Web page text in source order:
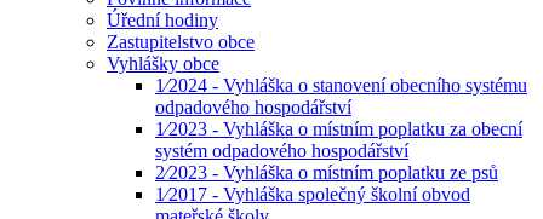
Úřední hodiny
Zastupitelstvo obce
Vyhlášky obce
1⁄2024 - Vyhláška o stanovení obecního systému
odpadového hospodářství
1⁄2023 - Vyhláška o místním poplatku za obecní
systém odpadového hospodářství
2⁄2023 - Vyhláška o místním poplatku ze psů
1⁄2017 - Vyhláška společný školní obvod